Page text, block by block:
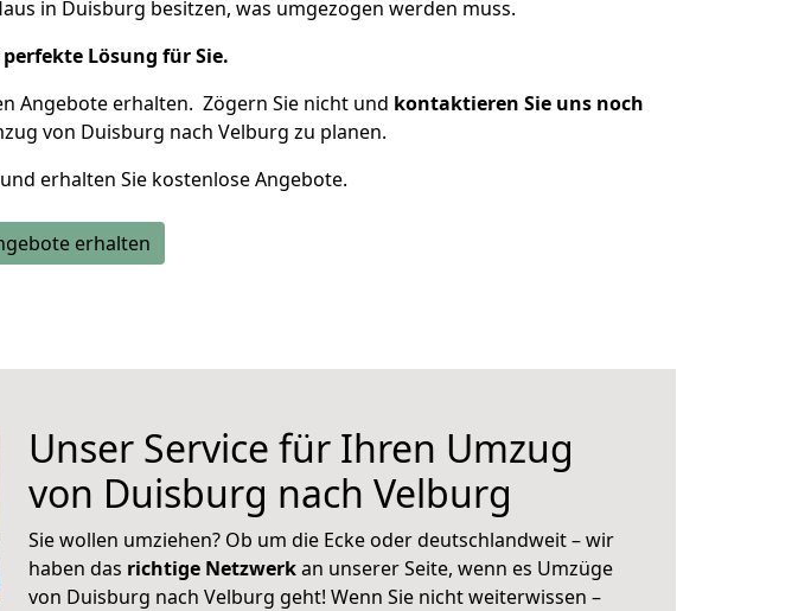
in Duisburg besitzen, was umgezogen werden muss.
Lösung für Sie.
Angebote erhalten. Zögern Sie nicht und kontaktieren Sie uns noch
von Duisburg nach Velburg zu planen.
erhalten Sie kostenlose Angebote.
erhalten
Unser Service für Ihren Umzug
von Duisburg nach Velburg
Sie wollen umziehen? Ob um die Ecke oder deutschlandweit – wir
haben das richtige Netzwerkan unserer Seite, wenn es Umzüge
von Duisburg nach Velburg geht! Wenn Sie nicht weiterwissen –